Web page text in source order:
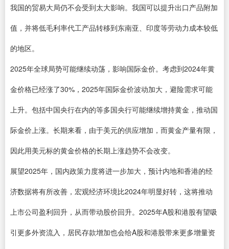
我国的贸易大局仍不会受到太大影响。我国可以提升出口产品附加
值，并将低毛利率代工产品转移到东南亚、印度等劳动力成本较低
的地区。
2025年全球局势可能继续动荡，影响国际金价。考虑到2024年黄
金价格已经涨了30%，2025年国际金价波动加大，避险需求可能
上升。包括中国央行在内的等多国央行可能继续增持黄金，推动国
际金价上涨。长期来看，由于美元的供应增加，而黄金产量有限，
因此用美元标的黄金价格的长期上涨趋势不会改变。
展望2025年，国内政策力度将进一步加大，预计内地和香港的经
济数据将有所改善，宏观经济环境比2024年明显好转，这将推动
上市公司盈利回升，从而带动股价回升。2025年A股和港股有望吸
引更多外资流入，居民存款增加也会给A股和港股带来更多增量资